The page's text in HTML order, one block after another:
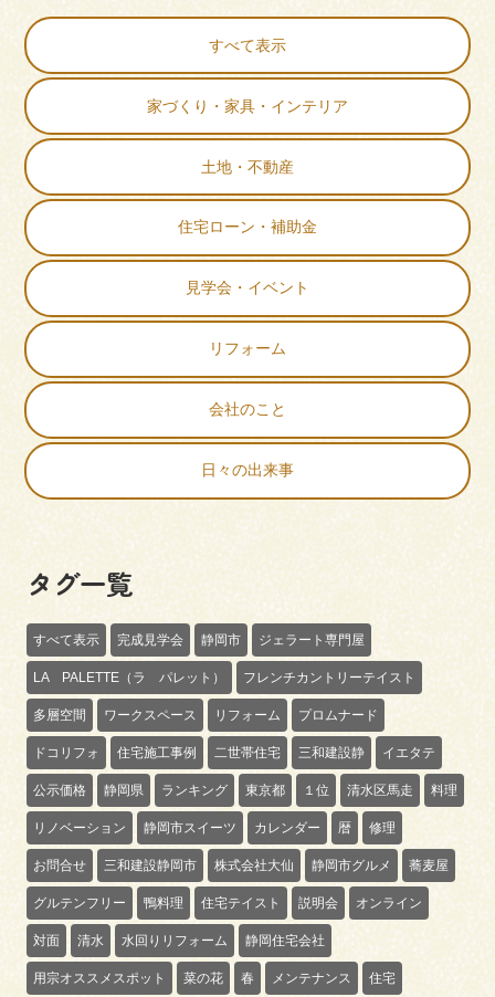
すべて表示
家づくり・家具・インテリア
土地・不動産
住宅ローン・補助金
見学会・イベント
リフォーム
会社のこと
日々の出来事
タグ一覧
すべて表示 完成見学会 静岡市 ジェラート専門屋
LA PALETTE（ラ パレット） フレンチカントリーテイスト
多層空間 ワークスペース リフォーム プロムナード
ドコリフォ 住宅施工事例 二世帯住宅 三和建設静 イエタテ
公示価格 静岡県 ランキング 東京都 １位 清水区馬走 料理
リノベーション 静岡市スイーツ カレンダー 暦 修理
お問合せ 三和建設静岡市 株式会社大仙 静岡市グルメ 蕎麦屋
グルテンフリー 鴨料理 住宅テイスト 説明会 オンライン
対面 清水 水回りリフォーム 静岡住宅会社
用宗オススメスポット 菜の花 春 メンテナンス 住宅